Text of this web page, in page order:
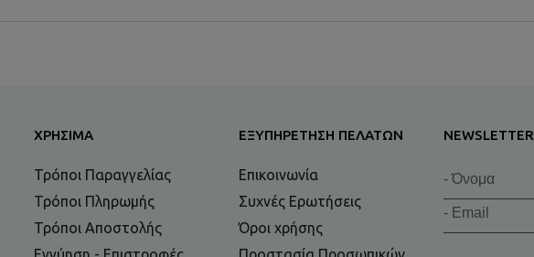
ΧΡΉΣΙΜΑ
Τρόποι Παραγγελίας
Τρόποι Πληρωμής
Τρόποι Αποστολής
ΕΞΥΠΗΡΈΤΗΣΗ ΠΕΛΑΤΏΝ
Επικοινωνία
Συχνές Ερωτήσεις
Όροι χρήσης
NEWSLETTER